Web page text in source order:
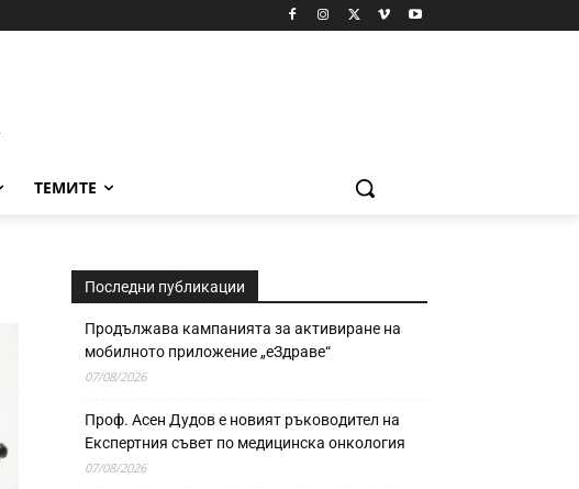
ТЕМИТЕ
Последни публикации
Продължава кампанията за активиране на
мобилното приложение „еЗдраве“
07/08/2026
Проф. Асен Дудов е новият ръководител на
Експертния съвет по медицинска онкология
07/08/2026